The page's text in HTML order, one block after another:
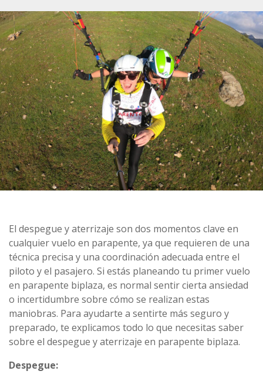
El despegue y aterrizaje son dos momentos clave en
cualquier vuelo en parapente, ya que requieren de una
técnica precisa y una coordinación adecuada entre el
piloto y el pasajero. Si estás planeando tu primer vuelo
en parapente biplaza, es normal sentir cierta ansiedad
o incertidumbre sobre cómo se realizan estas
maniobras. Para ayudarte a sentirte más seguro y
preparado, te explicamos todo lo que necesitas saber
sobre el despegue y aterrizaje en parapente biplaza.
Despegue: